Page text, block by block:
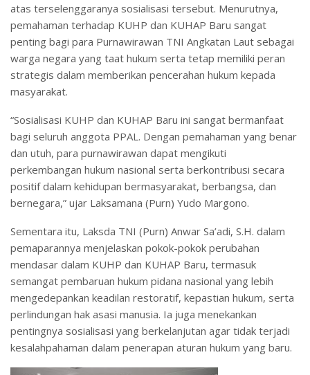
atas terselenggaranya sosialisasi tersebut. Menurutnya,
pemahaman terhadap KUHP dan KUHAP Baru sangat
penting bagi para Purnawirawan TNI Angkatan Laut sebagai
warga negara yang taat hukum serta tetap memiliki peran
strategis dalam memberikan pencerahan hukum kepada
masyarakat.
“Sosialisasi KUHP dan KUHAP Baru ini sangat bermanfaat
bagi seluruh anggota PPAL. Dengan pemahaman yang benar
dan utuh, para purnawirawan dapat mengikuti
perkembangan hukum nasional serta berkontribusi secara
positif dalam kehidupan bermasyarakat, berbangsa, dan
bernegara,” ujar Laksamana (Purn) Yudo Margono.
Sementara itu, Laksda TNI (Purn) Anwar Sa’adi, S.H. dalam
pemaparannya menjelaskan pokok-pokok perubahan
mendasar dalam KUHP dan KUHAP Baru, termasuk
semangat pembaruan hukum pidana nasional yang lebih
mengedepankan keadilan restoratif, kepastian hukum, serta
perlindungan hak asasi manusia. Ia juga menekankan
pentingnya sosialisasi yang berkelanjutan agar tidak terjadi
kesalahpahaman dalam penerapan aturan hukum yang baru.